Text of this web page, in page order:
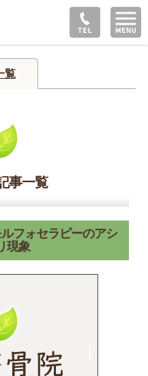
覧
事一覧
フォセラピーのアシ
現象